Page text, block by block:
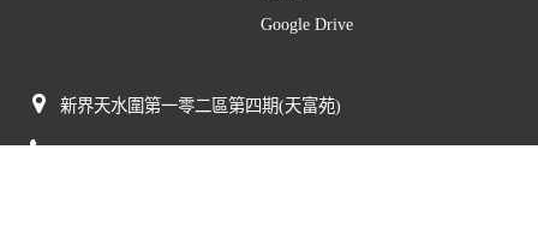
Google Drive
新界天水圍第一零二區第四期(天富苑)
(852) 3156 2500